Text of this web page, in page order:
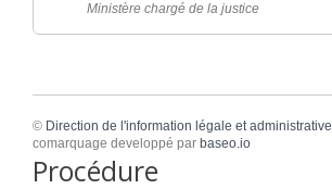
Ministère chargé de la justice
© Direction de l'information légale et administrative
comarquage developpé par baseo.io
Procédure